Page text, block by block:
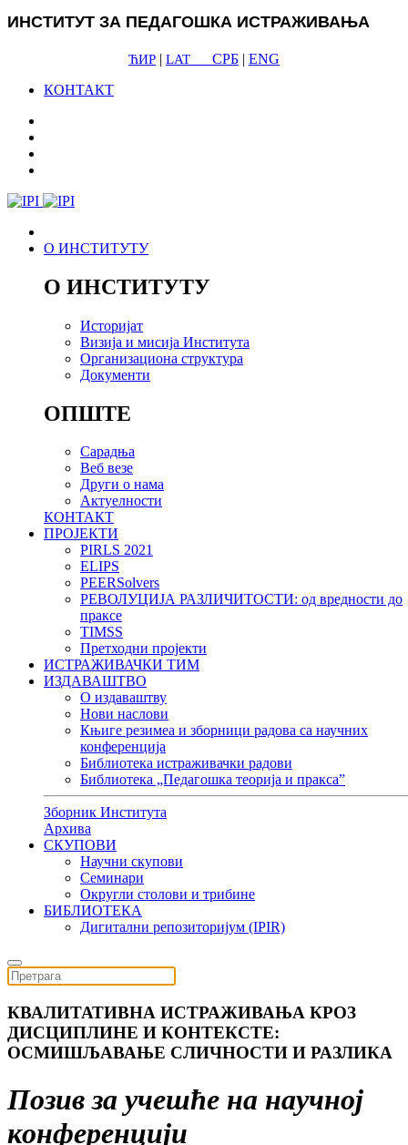
ИНСТИТУТ ЗА ПЕДАГОШКА ИСТРАЖИВАЊА
ЋИР | LAT СРБ | ENG
КОНТАКТ
О ИНСТИТУТУ
О ИНСТИТУТУ
Историјат
Визија и мисија Института
Организациона структура
Документи
ОПШТЕ
Сарадња
Веб везе
Други о нама
Актуелности
КОНТАКТ
ПРОЈЕКТИ
PIRLS 2021
ELIPS
PEERSolvers
РЕВОЛУЦИЈА РАЗЛИЧИТОСТИ: oд вредности до
праксе
TIMSS
Претходни пројекти
ИСТРАЖИВАЧКИ ТИМ
ИЗДАВАШТВО
О издаваштву
Нови наслови
Књиге резимеа и зборници радова са научних
конференција
Библиотека истраживачки радови
Библиотека „Педагошка теорија и пракса”
Зборник Института
Архива
СКУПОВИ
Научни скупови
Семинари
Округли столови и трибине
БИБЛИОТЕКА
Дигитални репозиторијум (IPIR)
КВАЛИТАТИВНА ИСТРАЖИВАЊА КРОЗ
ДИСЦИПЛИНЕ И КОНТЕКСТЕ:
ОСМИШЉАВАЊЕ СЛИЧНОСТИ И РАЗЛИКА
Позив за учешће на научној
конференцији